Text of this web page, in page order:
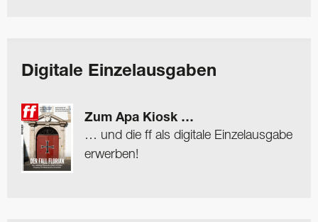
Digitale Einzelausgaben
Zum Apa Kiosk …
… und die ff als digitale Einzelausgabe
erwerben!